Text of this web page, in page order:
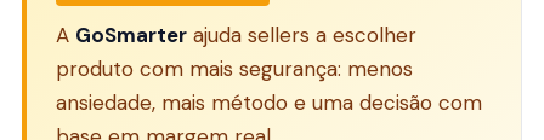
A GoSmarter ajuda sellers a escolher
produto com mais segurança: menos
ansiedade, mais método e uma decisão com